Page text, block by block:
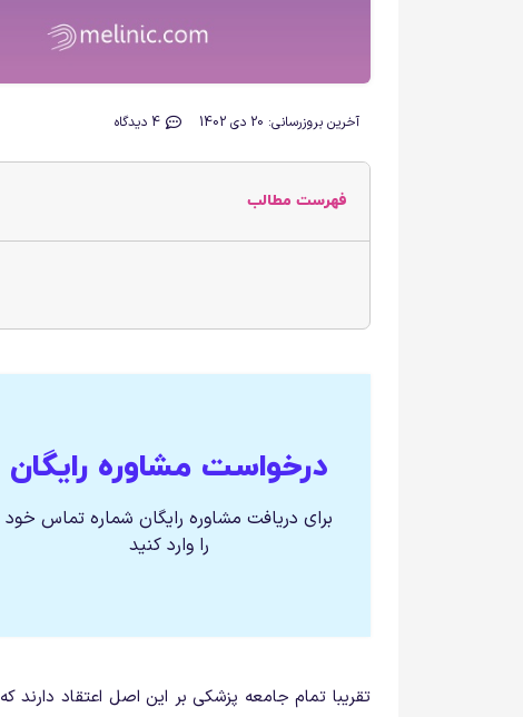
آخرین بروزرسانی: 20 دی 1402 4 دیدگاه
فهرست مطالب
درخواست مشاوره رایگان
برای دریافت مشاوره رایگان شماره تماس خود
را وارد کنید
تقریبا تمام جامعه پزشکی بر این اصل اعتقاد دارند که